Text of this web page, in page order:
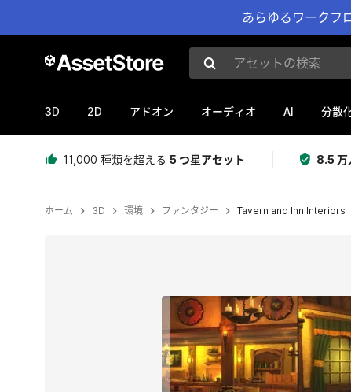
あらゆるワークフ
アセットの検索
3D 2D アドオン オーディオ AI 分散
11,000 種類を超える 5 つ星アセット 8.5 万
ホーム 3D 環境 ファンタジー Tavern and Inn Interiors